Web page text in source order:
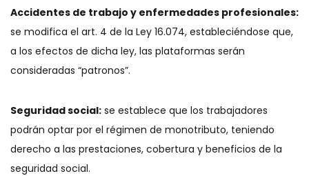
Accidentes de trabajo y enfermedades profesionales:
se modifica el art. 4 de la Ley 16.074, estableciéndose que,
a los efectos de dicha ley, las plataformas serán
consideradas “patronos”.
Seguridad social: se establece que los trabajadores
podrán optar por el régimen de monotributo, teniendo
derecho a las prestaciones, cobertura y beneficios de la
seguridad social.